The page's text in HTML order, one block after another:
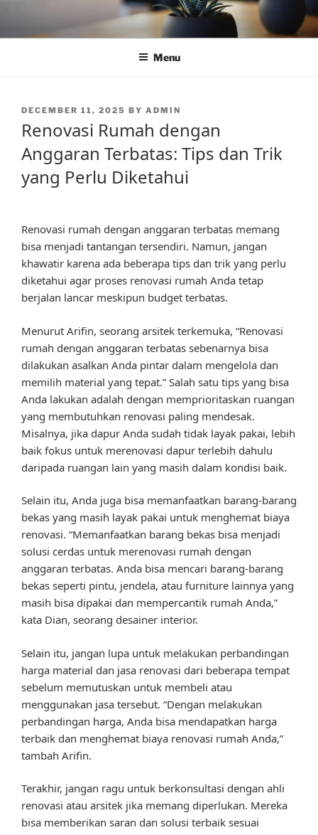
content
Menu
POSTED
DECEMBER 11, 2025 BY ADMIN
Renovasi Rumah dengan
Anggaran Terbatas: Tips dan Trik
yang Perlu Diketahui
Renovasi rumah dengan anggaran terbatas memang
bisa menjadi tantangan tersendiri. Namun, jangan
khawatir karena ada beberapa tips dan trik yang perlu
diketahui agar proses renovasi rumah Anda tetap
berjalan lancar meskipun budget terbatas.
Menurut Arifin, seorang arsitek terkemuka, “Renovasi
rumah dengan anggaran terbatas sebenarnya bisa
dilakukan asalkan Anda pintar dalam mengelola dan
memilih material yang tepat.” Salah satu tips yang bisa
Anda lakukan adalah dengan memprioritaskan ruangan
yang membutuhkan renovasi paling mendesak.
Misalnya, jika dapur Anda sudah tidak layak pakai, lebih
baik fokus untuk merenovasi dapur terlebih dahulu
daripada ruangan lain yang masih dalam kondisi baik.
Selain itu, Anda juga bisa memanfaatkan barang-barang
bekas yang masih layak pakai untuk menghemat biaya
renovasi. “Memanfaatkan barang bekas bisa menjadi
solusi cerdas untuk merenovasi rumah dengan
anggaran terbatas. Anda bisa mencari barang-barang
bekas seperti pintu, jendela, atau furniture lainnya yang
masih bisa dipakai dan mempercantik rumah Anda,”
kata Dian, seorang desainer interior.
Selain itu, jangan lupa untuk melakukan perbandingan
harga material dan jasa renovasi dari beberapa tempat
sebelum memutuskan untuk membeli atau
menggunakan jasa tersebut. “Dengan melakukan
perbandingan harga, Anda bisa mendapatkan harga
terbaik dan menghemat biaya renovasi rumah Anda,”
tambah Arifin.
Terakhir, jangan ragu untuk berkonsultasi dengan ahli
renovasi atau arsitek jika memang diperlukan. Mereka
bisa memberikan saran dan solusi terbaik sesuai